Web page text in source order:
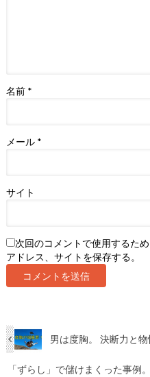
名前 *
メール *
サイト
次回のコメントで使用するた
アドレス、サイトを保存する。
男は度胸。 決断力と
「ずらし」で儲けまくった事例